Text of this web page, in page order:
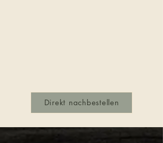
Direkt nachbestellen